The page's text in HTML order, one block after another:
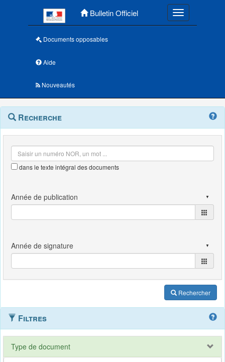
Bulletin Officiel Toggle
Documents opposables
Aide
Nouveautés
Navigation
outils
Menu
contextuel
Recherche
dans le texte intégral des documents
Rechercher
Filtres
Type de document